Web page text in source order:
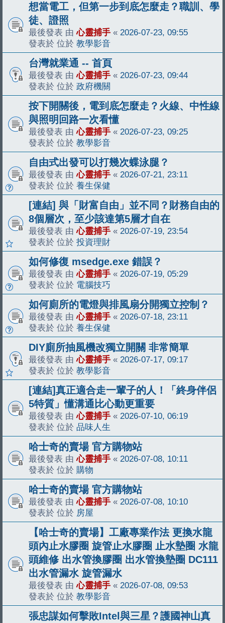
想當電工，但第一步到底怎麼走？職訓、學
徒、證照
最後發表 由心靈捕手 « 2026-07-23, 09:55
發表於 位於 教學影音
台灣就業通 -- 首頁
最後發表 由心靈捕手 « 2026-07-23, 09:44
發表於 位於 政府機關
按下開關後，電到底怎麼走？火線、中性線
與照明回路一次看懂
最後發表 由心靈捕手 « 2026-07-23, 09:25
發表於 位於 教學影音
自由式出發可以打幾次蝶泳腿？
最後發表 由心靈捕手 « 2026-07-21, 23:11
發表於 位於 養生保健
[連結] 與「財富自由」並不同？財務自由的
8個層次，至少該達第5層才自在
最後發表 由心靈捕手 « 2026-07-19, 23:54
發表於 位於 投資理財
如何修復 msedge.exe 錯誤？
最後發表 由心靈捕手 « 2026-07-19, 05:29
發表於 位於 電腦技巧
如何廁所的電燈與排風扇分開獨立控制？
最後發表 由心靈捕手 « 2026-07-18, 23:11
發表於 位於 養生保健
DIY廁所抽風機改獨立開關 非常簡單
最後發表 由心靈捕手 « 2026-07-17, 09:17
發表於 位於 教學影音
[連結]真正適合走一輩子的人！「終身伴侶
5特質」懂溝通比心動更重要
最後發表 由心靈捕手 « 2026-07-10, 06:19
發表於 位於 品味人生
哈士奇的賣場 官方購物站
最後發表 由心靈捕手 « 2026-07-08, 10:11
發表於 位於 購物
哈士奇的賣場 官方購物站
最後發表 由心靈捕手 « 2026-07-08, 10:10
發表於 位於 房屋
【哈士奇的賣場】工廠專業作法 更換水龍
頭內止水膠圈 旋管止水膠圈 止水墊圈 水龍
頭維修 出水管換膠圈 出水管換墊圈 DC111
出水管漏水 旋管漏水
最後發表 由心靈捕手 « 2026-07-08, 09:53
發表於 位於 教學影音
張忠謀如何擊敗Intel與三星？護國神山真